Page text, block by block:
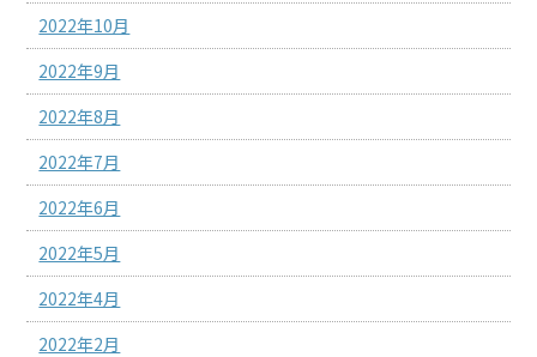
2022年10月
2022年9月
2022年8月
2022年7月
2022年6月
2022年5月
2022年4月
2022年2月